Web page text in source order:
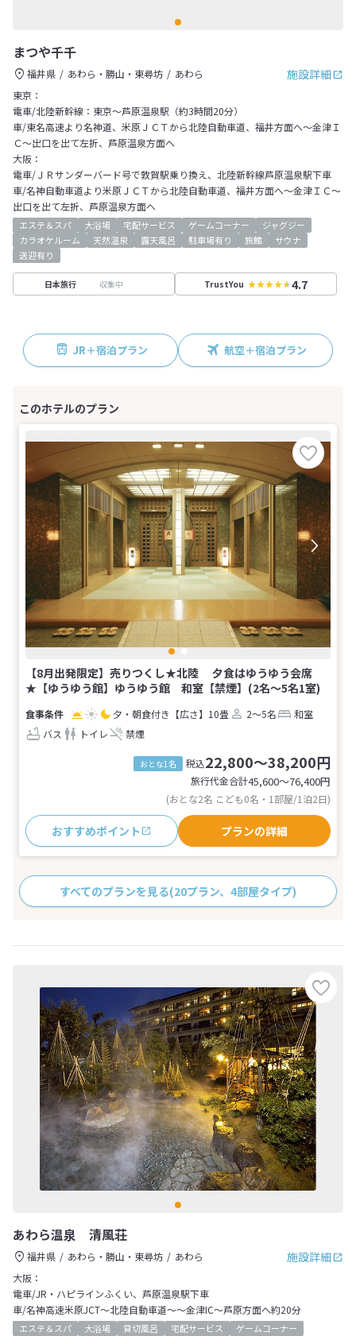
まつや千千
施設詳細
福井県 あわら・勝山・東尋坊
あわら
東京：
電車/北陸新幹線：東京～芦原温泉駅（約3時間20分）
車/東名高速より名神道、米原ＪＣＴから北陸自動車道、福井方面へ～金津Ｉ
Ｃ～出口を出て左折、芦原温泉方面へ
大阪：
電車/ＪＲサンダーバード号で敦賀駅乗り換え、北陸新幹線芦原温泉駅下車
車/名神自動車道より米原ＪＣＴから北陸自動車道、福井方面へ～金津ＩＣ～
出口を出て左折、芦原温泉方面へ
エステ＆スパ 大浴場 宅配サービス ゲームコーナー
ジャグジー
カラオケルーム
天然温泉 露天風呂 駐車場有り 旅館
サウナ
送迎有り
日本旅行 収集中 TrustYou 4.7
JR＋宿泊プラン 航空＋宿泊プラン
【8月出発限定】売りつくし★北陸 夕食はゆうゆう会席
★【ゆうゆう館】ゆうゆう館 和室【禁煙】(2名～5名1室)
夕・朝食付き 【広さ】10畳 2～5名
和室
バス
トイレ 禁煙
おとな1名 税込22,800～38,200円
旅行代金合計45,600〜76,400円
(おとな2名 こども0名・1部屋/1泊2日)
おすすめポイント プランの詳細
すべてのプランを見る(20プラン、4部屋タイプ)
あわら温泉 清風荘
施設詳細
福井県 あわら・勝山・東尋坊
あわら
大阪：
電車/JR・ハピラインふくい、芦原温泉駅下車
車/名神高速米原JCT～北陸自動車道～～金津IC～芦原方面へ約20分
エステ＆スパ 大浴場 貸切風呂 宅配サービス
ゲームコーナー